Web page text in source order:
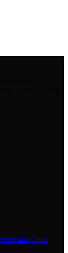
Cena